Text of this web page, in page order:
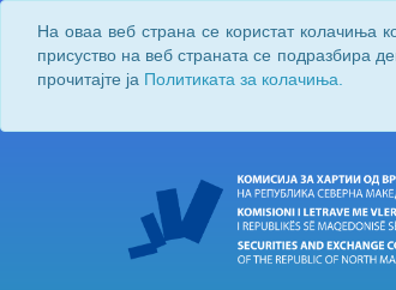
На оваа веб страна се користат колачиња
присуство на веб страната се подразбира
прочитајте ја Политиката за колачиња.